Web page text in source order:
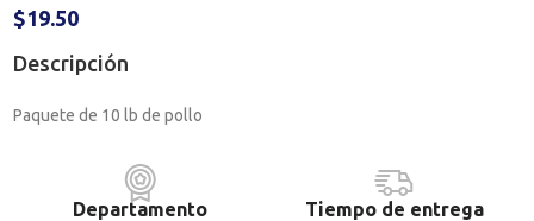
$19.50
Descripción
Paquete de 10 lb de pollo
Departamento Tiempo de entrega